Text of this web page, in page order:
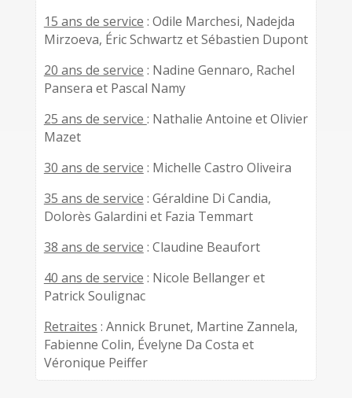
15 ans de service : Odile Marchesi, Nadejda
Mirzoeva, Éric Schwartz et Sébastien Dupont
20 ans de service : Nadine Gennaro, Rachel
Pansera et Pascal Namy
25 ans de service : Nathalie Antoine et Olivier
Mazet
30 ans de service : Michelle Castro Oliveira
35 ans de service : Géraldine Di Candia,
Dolorès Galardini et Fazia Temmart
38 ans de service : Claudine Beaufort
40 ans de service : Nicole Bellanger et
Patrick Soulignac
Retraites : Annick Brunet, Martine Zannela,
Fabienne Colin, Évelyne Da Costa et
Véronique Peiffer